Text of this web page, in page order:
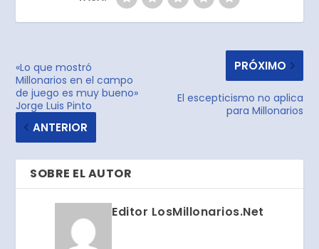
«Lo que mostró
Millonarios en el campo
de juego es muy bueno»
Jorge Luis Pinto
ANTERIOR
PRÓXIMO
El escepticismo no aplica
para Millonarios
SOBRE EL AUTOR
Editor LosMillonarios.Net